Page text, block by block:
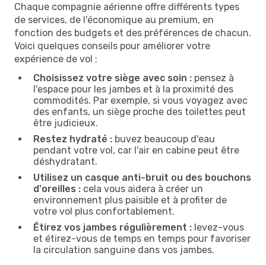
Chaque compagnie aérienne offre différents types
de services, de l'économique au premium, en
fonction des budgets et des préférences de chacun.
Voici quelques conseils pour améliorer votre
expérience de vol :
Choisissez votre siège avec soin : pensez à
l'espace pour les jambes et à la proximité des
commodités. Par exemple, si vous voyagez avec
des enfants, un siège proche des toilettes peut
être judicieux.
Restez hydraté : buvez beaucoup d'eau
pendant votre vol, car l'air en cabine peut être
déshydratant.
Utilisez un casque anti-bruit ou des bouchons
d'oreilles : cela vous aidera à créer un
environnement plus paisible et à profiter de
votre vol plus confortablement.
Étirez vos jambes régulièrement : levez-vous
et étirez-vous de temps en temps pour favoriser
la circulation sanguine dans vos jambes.